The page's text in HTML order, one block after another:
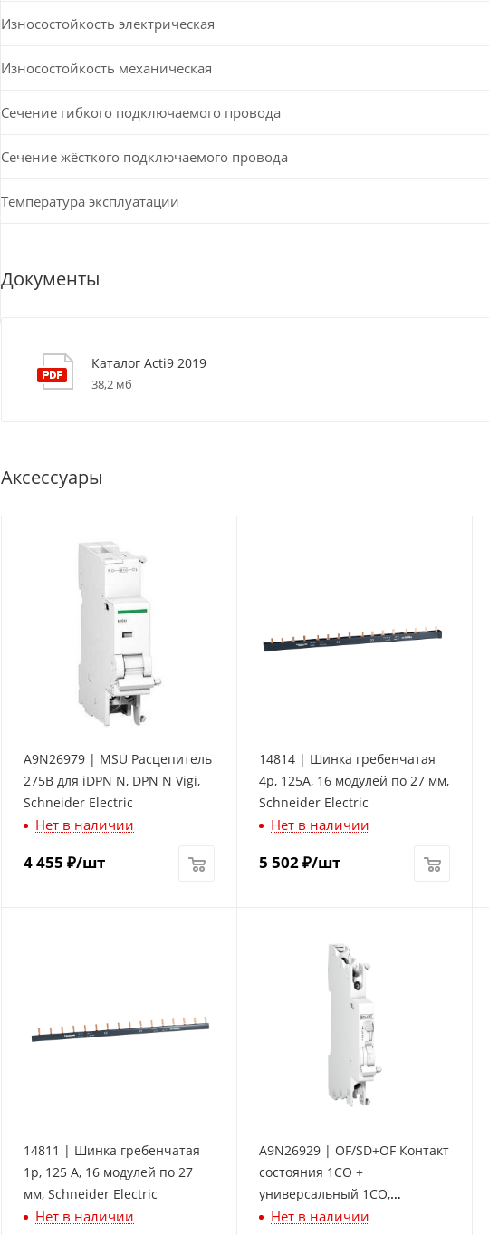
Износостойкость электрическая
Износостойкость механическая
Сечение гибкого подключаемого провода
Сечение жёсткого подключаемого провода
Температура эксплуатации
Документы
Каталог Acti9 2019
38,2 мб
Аксессуары
A9N26979 | MSU Расцепитель
275В для iDPN N, DPN N Vigi,
Schneider Electric
Нет в наличии
4 455 ₽/шт
14814 | Шинка гребенчатая
4p, 125А, 16 модулей по 27 мм,
Schneider Electric
Нет в наличии
5 502₽/шт
14811 | Шинка гребенчатая
1p, 125 А, 16 модулей по 27
мм, Schneider Electric
Нет в наличии
A9N26929 | OF/SD+OF Контакт
состояния 1СО +
универсальный 1СО,
Schneider Electric
Нет в наличии